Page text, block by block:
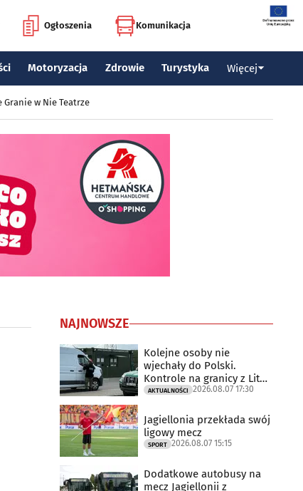
Ogłoszenia Komunikacja
Motoryzacja Zdrowie Turystyka Więcej
Granie w Nie Teatrze
NAJNOWSZE
Kolejne osoby nie
wjechały do Polski.
Kontrole na granicy z Litwą
trwają
AKTUALNOŚCI 2026.08.07 17:30
Jagiellonia przekłada swój
ligowy mecz
SPORT 2026.08.07 15:15
Dodatkowe autobusy na
mecz Jagiellonii z